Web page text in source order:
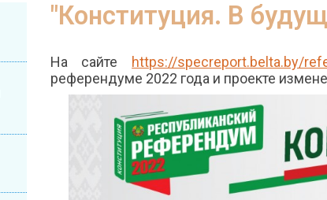
"Конституция. В
На сайте https://specreport.belta.by/
референдуме 2022 года и проекте